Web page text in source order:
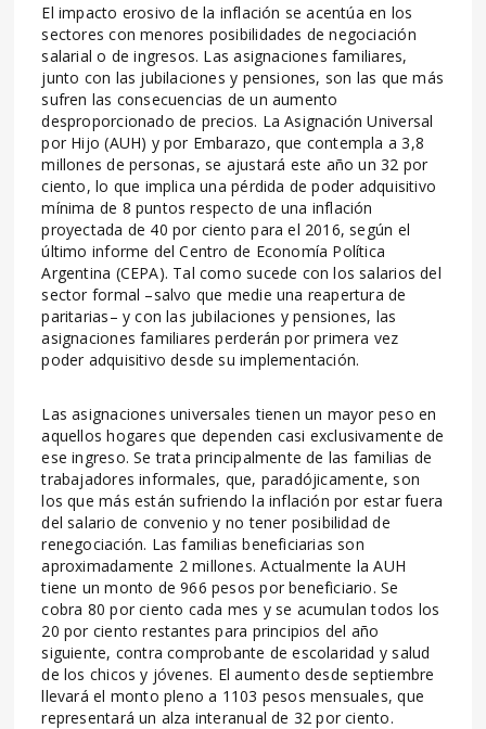
El impacto erosivo de la inflación se acentúa en los
sectores con menores posibilidades de negociación
salarial o de ingresos. Las asignaciones familiares,
junto con las jubilaciones y pensiones, son las que más
sufren las consecuencias de un aumento
desproporcionado de precios. La Asignación Universal
por Hijo (AUH) y por Embarazo, que contempla a 3,8
millones de personas, se ajustará este año un 32 por
ciento, lo que implica una pérdida de poder adquisitivo
mínima de 8 puntos respecto de una inflación
proyectada de 40 por ciento para el 2016, según el
último informe del Centro de Economía Política
Argentina (CEPA). Tal como sucede con los salarios del
sector formal –salvo que medie una reapertura de
paritarias– y con las jubilaciones y pensiones, las
asignaciones familiares perderán por primera vez
poder adquisitivo desde su implementación.
Las asignaciones universales tienen un mayor peso en
aquellos hogares que dependen casi exclusivamente de
ese ingreso. Se trata principalmente de las familias de
trabajadores informales, que, paradójicamente, son
los que más están sufriendo la inflación por estar fuera
del salario de convenio y no tener posibilidad de
renegociación. Las familias beneficiarias son
aproximadamente 2 millones. Actualmente la AUH
tiene un monto de 966 pesos por beneficiario. Se
cobra 80 por ciento cada mes y se acumulan todos los
20 por ciento restantes para principios del año
siguiente, contra comprobante de escolaridad y salud
de los chicos y jóvenes. El aumento desde septiembre
llevará el monto pleno a 1103 pesos mensuales, que
representará un alza interanual de 32 por ciento.